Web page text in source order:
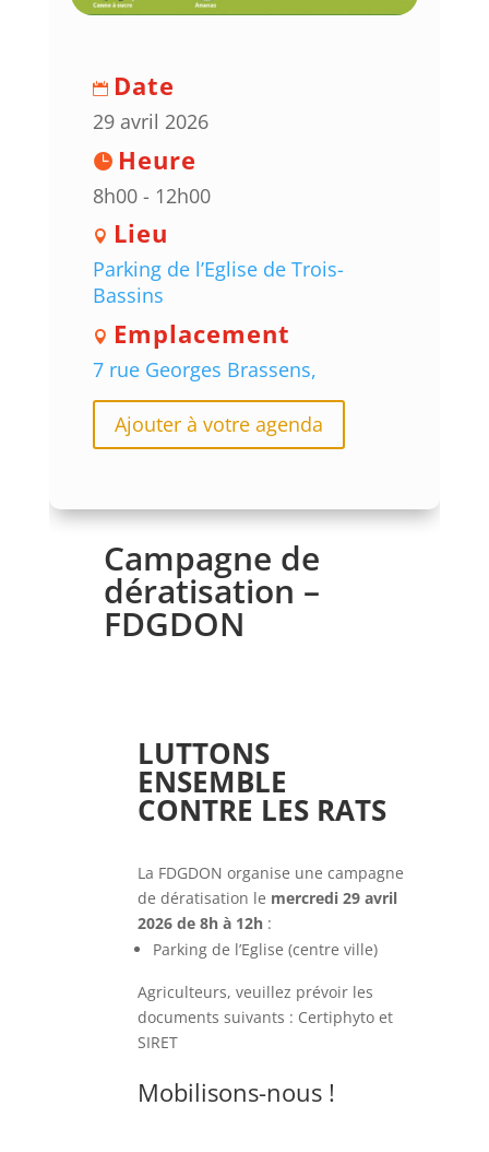
Date
29 avril 2026
Heure
8h00 - 12h00
Lieu
Parking de l’Eglise de Trois-
Bassins
Emplacement
7 rue Georges Brassens,
Ajouter à votre agenda
Campagne de
dératisation –
FDGDON
LUTTONS
ENSEMBLE
CONTRE LES RATS
La FDGDON organise une campagne
de dératisation le mercredi 29 avril
2026 de 8h à 12h:
Parking de l’Eglise (centre ville)
Agriculteurs, veuillez prévoir les
documents suivants : Certiphyto et
SIRET
Mobilisons-nous !